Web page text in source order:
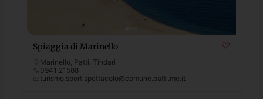
Spiaggia di Marinello
Marinello Patti Tindari
0941 21588
turismo.sport.spettacolo@comune.patti.me.it